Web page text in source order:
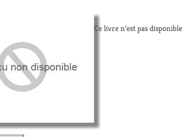
Ce livre n'est pas disponible